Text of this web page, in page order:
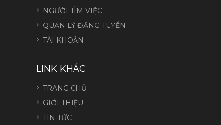
NGƯỜI TÌM VIỆC
QUẢN LÝ ĐĂNG TUYỂN
TÀI KHOẢN
LINK KHÁC
TRANG CHỦ
GIỚI THIỆU
TIN TỨC